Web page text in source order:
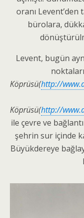
oranı Levent’den
bürolara,
Levent, bugün
Köprüsü(http://
Köprüsü(http://
ile çevre ve
şehrin sur içinde
Büyükdereye